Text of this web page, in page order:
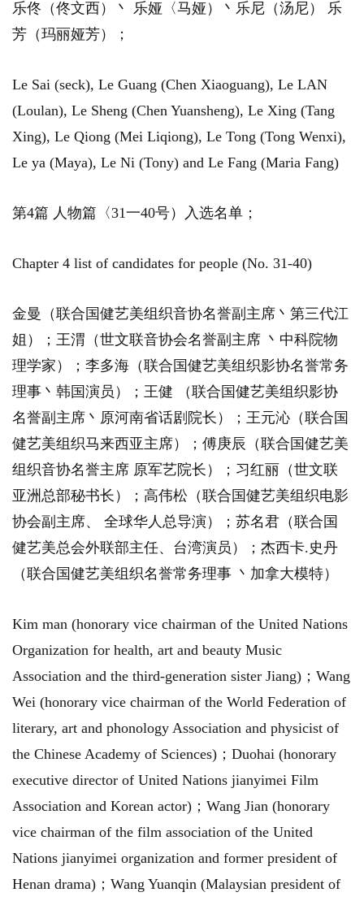
乐佟（佟文西）丶 乐娅〈马娅）丶乐尼（汤尼） 乐
芳（玛丽娅芳）；
Le Sai (seck), Le Guang (Chen Xiaoguang), Le LAN
(Loulan), Le Sheng (Chen Yuansheng), Le Xing (Tang
Xing), Le Qiong (Mei Liqiong), Le Tong (Tong Wenxi),
Le ya (Maya), Le Ni (Tony) and Le Fang (Maria Fang)
第4篇 人物篇〈31一40号）入选名单；
Chapter 4 list of candidates for people (No. 31-40)
金曼（联合国健艺美组织音协名誉副主席丶第三代江
姐）；王渭（世文联音协会名誉副主席 丶中科院物
理学家）；李多海（联合国健艺美组织影协名誉常务
理事丶韩国演员）；王健 （联合国健艺美组织影协
名誉副主席丶原河南省话剧院长）；王元沁（联合国
健艺美组织马来西亚主席）；傅庚辰（联合国健艺美
组织音协名誉主席 原军艺院长）；习红丽（世文联
亚洲总部秘书长）；高伟松（联合国健艺美组织电影
协会副主席、 全球华人总导演）；苏名君（联合国
健艺美总会外联部主任、台湾演员）；杰西卡.史丹
（联合国健艺美组织名誉常务理事 丶加拿大模特）
Kim man (honorary vice chairman of the United Nations
Organization for health, art and beauty Music
Association and the third-generation sister Jiang)；Wang
Wei (honorary vice chairman of the World Federation of
literary, art and phonology Association and physicist of
the Chinese Academy of Sciences)；Duohai (honorary
executive director of United Nations jianyimei Film
Association and Korean actor)；Wang Jian (honorary
vice chairman of the film association of the United
Nations jianyimei organization and former president of
Henan drama)；Wang Yuanqin (Malaysian president of